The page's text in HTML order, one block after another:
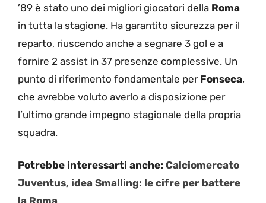
’89 è stato uno dei migliori giocatori della Roma
in tutta la stagione. Ha garantito sicurezza per il
reparto, riuscendo anche a segnare 3 gol e a
fornire 2 assist in 37 presenze complessive. Un
punto di riferimento fondamentale per Fonseca,
che avrebbe voluto averlo a disposizione per
l’ultimo grande impegno stagionale della propria
squadra.
Potrebbe interessarti anche: Calciomercato
Juventus, idea Smalling: le cifre per battere